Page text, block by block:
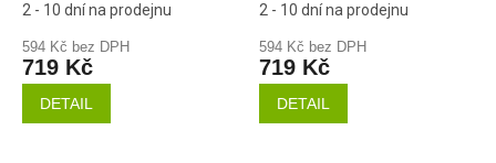
2 - 10 dní na prodejnu
594 Kč bez DPH
719 Kč
DETAIL
2 - 10 dní na prodejnu
594 Kč bez DPH
719 Kč
DETAIL